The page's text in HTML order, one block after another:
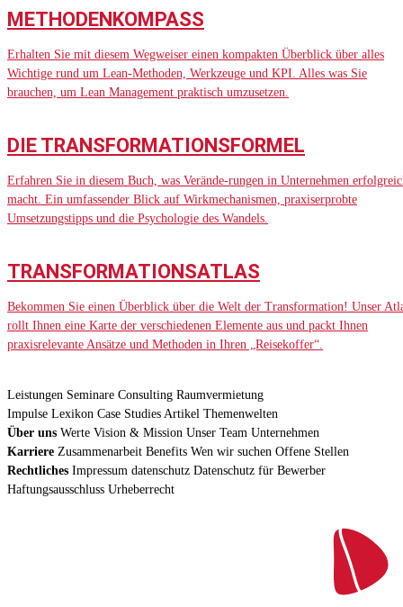
METHODENKOMPASS
Erhalten Sie mit diesem Wegweiser einen kompakten Überblick über alles
Wichtige rund um Lean-Methoden, Werkzeuge und KPI. Alles was Sie
brauchen, um Lean Management praktisch umzusetzen.
DIE TRANSFORMATIONSFORMEL
Erfahren Sie in diesem Buch, was Verände-rungen in Unternehmen
macht. Ein umfassender Blick auf Wirkmechanismen, praxiserprobte
Umsetzungstipps und die Psychologie des Wandels.
TRANSFORMATIONSATLAS
Bekommen Sie einen Überblick über die Welt der Transformation! Unser
rollt Ihnen eine Karte der verschiedenen Elemente aus und packt Ihnen
praxisrelevante Ansätze und Methoden in Ihren „Reisekoffer“.
Leistungen Seminare Consulting Raumvermietung
Impulse Lexikon Case Studies Artikel Themenwelten
Über uns Werte Vision & Mission Unser Team Unternehmen
Karriere Zusammenarbeit Benefits Wen wir suchen Offene Stellen
Rechtliches Impressum datenschutz Datenschutz für Bewerber
Haftungsausschluss Urheberrecht